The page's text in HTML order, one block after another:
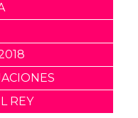
REY